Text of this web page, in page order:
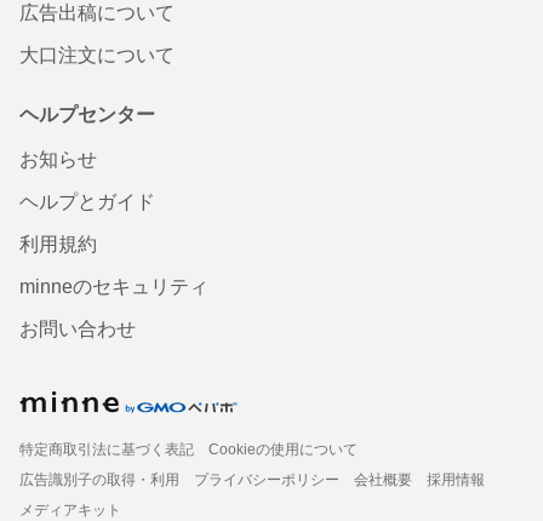
広告出稿について
大口注文について
ヘルプセンター
お知らせ
ヘルプとガイド
利用規約
minneのセキュリティ
お問い合わせ
特定商取引法に基づく表記
Cookieの使用について
広告識別子の取得・利用
プライバシーポリシー 会社概要
採用情報
メディアキット